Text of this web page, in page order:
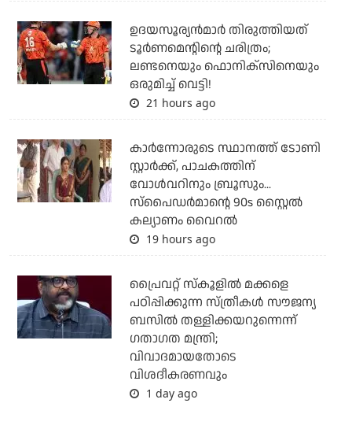
ഉദയസൂര്യന്‍മാര്‍ തിരുത്തിയത്
ടൂര്‍ണമെന്റിന്റെ ചരിത്രം;
ലണ്ടനെയും ഫൊനിക്‌സിനെയും
ഒരുമിച്ച് വെട്ടി!
21 hours ago
കാര്‍ന്നോരുടെ സ്ഥാനത്ത് ടോണി
സ്റ്റാര്‍ക്ക്, പാചകത്തിന്
വോള്‍വറിനും ബ്രൂസും...
സ്‌പൈഡര്‍മാന്റെ 90s സ്റ്റൈല്‍
കല്യാണം വൈറല്‍
19 hours ago
പ്രൈവറ്റ് സ്‌കൂളില്‍ മക്കളെ
പഠിപ്പിക്കുന്ന സ്ത്രീകള്‍ സൗജന്യ
ബസില്‍ തള്ളിക്കയറുന്നെന്ന്
ഗതാഗത മന്ത്രി;
വിവാദമായതോടെ
വിശദീകരണവും
1 day ago